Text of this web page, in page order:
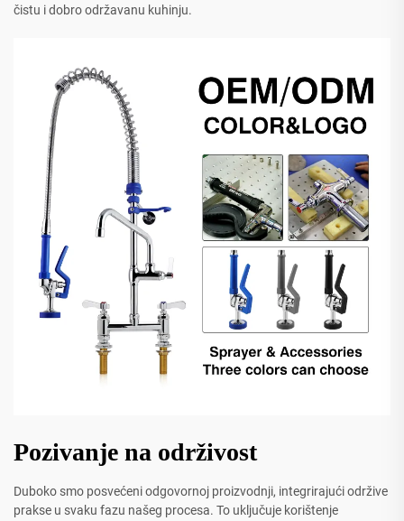
čistu i dobro održavanu kuhinju.
Pozivanje na održivost
Duboko smo posvećeni odgovornoj proizvodnji, integrirajući održive
prakse u svaku fazu našeg procesa. To uključuje korištenje